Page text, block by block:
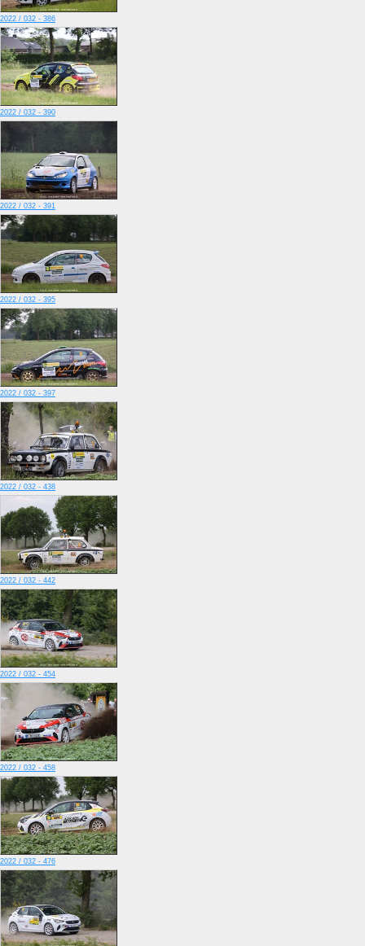
2022 / 032 - 386
2022 / 032 - 390
2022 / 032 - 391
2022 / 032 - 395
2022 / 032 - 397
2022 / 032 - 438
2022 / 032 - 442
2022 / 032 - 454
2022 / 032 - 458
2022 / 032 - 476